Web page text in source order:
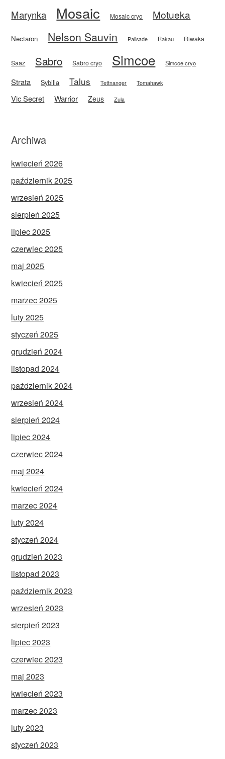
Marynka
Mosaic Mosaic cryo Motueka
Nectaron Nelson Sauvin Palisade Rakau Riwaka
Saaz Sabro Sabro cryo Simcoe Simcoe cryo
Strata Sybilla Talus Tettnanger Tomahawk
Vic Secret Warrior Zeus Zula
Archiwa
kwiecień 2026
październik 2025
wrzesień 2025
sierpień 2025
lipiec 2025
czerwiec 2025
maj 2025
kwiecień 2025
marzec 2025
luty 2025
styczeń 2025
grudzień 2024
listopad 2024
październik 2024
wrzesień 2024
sierpień 2024
lipiec 2024
czerwiec 2024
maj 2024
kwiecień 2024
marzec 2024
luty 2024
styczeń 2024
grudzień 2023
listopad 2023
październik 2023
wrzesień 2023
sierpień 2023
lipiec 2023
czerwiec 2023
maj 2023
kwiecień 2023
marzec 2023
luty 2023
styczeń 2023